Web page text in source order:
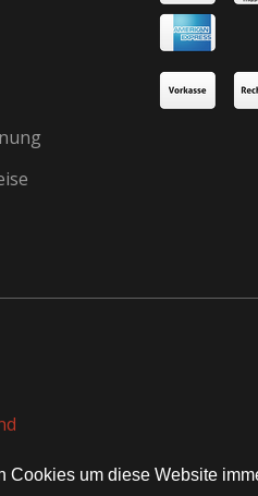
um diese Website